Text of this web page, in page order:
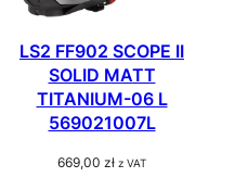
LS2 FF902 SCOPE II
SOLID MATT
TITANIUM-06 L
569021007L
669,00 zł z VAT